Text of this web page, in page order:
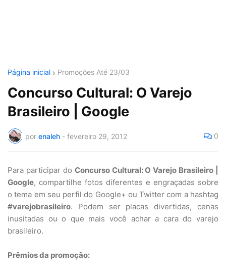
Página inicial Promoções Até 23/03
Concurso Cultural: O Varejo
Brasileiro | Google
por enaleh - fevereiro 29, 2012 0
Para participar do Concurso Cultural: O Varejo Brasileiro |
Google, compartilhe fotos diferentes e engraçadas sobre
o tema em seu perfil do Google+ ou Twitter com a hashtag
#varejobrasileiro. Podem ser placas divertidas, cenas
inusitadas ou o que mais você achar a cara do varejo
brasileiro.
Prêmios da promoção: